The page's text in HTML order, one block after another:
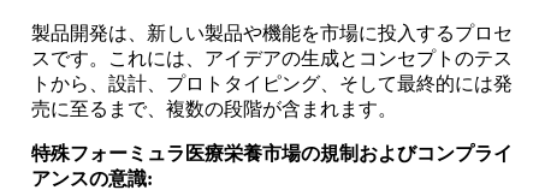
製品開発は、新しい製品や機能を市場に投入するプロセ
スです。これには、アイデアの生成とコンセプトのテス
トから、設計、プロトタイピング、そして最終的には発
売に至るまで、複数の段階が含まれます。
特殊フォーミュラ医療栄養市場の規制およびコンプライ
アンスの意識: